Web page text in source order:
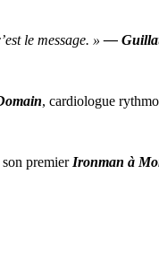
le message. » —
, cardiologue
son premier Ironman à